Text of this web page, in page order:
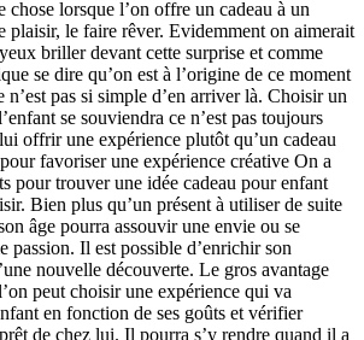
chose lorsque l’on offre un cadeau à un
plaisir, le faire rêver. Evidemment on aimerait
briller devant cette surprise et comme
se dire qu’on est à l’origine de ce moment
n’est pas si simple d’en arriver là. Choisir un
se souviendra ce n’est pas toujours
offrir une expérience plutôt qu’un cadeau
favoriser une expérience créative On a
pour trouver une idée cadeau pour enfant
Bien plus qu’un présent à utiliser de suite
âge pourra assouvir une envie ou se
passion. Il est possible d’enrichir son
nouvelle découverte. Le gros avantage
peut choisir une expérience qui va
en fonction de ses goûts et vérifier
de chez lui. Il pourra s’y rendre quand il a